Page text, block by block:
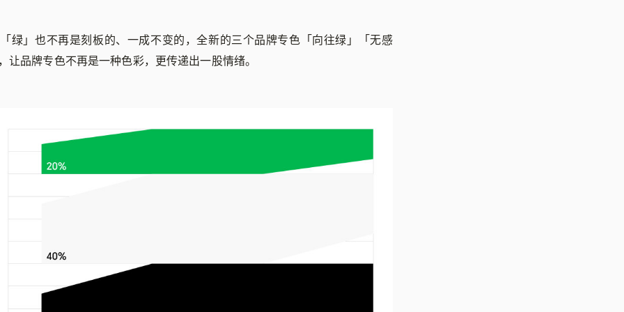
绿」也不再是刻板的、一成不变的，全新的三个品牌专色「向往绿」「无感
让品牌专色不再是一种色彩，更传递出一股情绪。